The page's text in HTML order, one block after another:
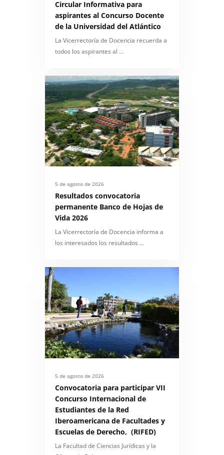
Circular Informativa para
aspirantes al Concurso Docente
de la Universidad del Atlántico
La Vicerrectoría de Docencia recuerda a
todos los aspirantes al …
5 de agosto de 2026
Resultados convocatoria
permanente Banco de Hojas de
Vida 2026
La Vicerrectoría de Docencia informa a
los interesados los resultados …
5 de agosto de 2026
Convocatoria para participar VII
Concurso Internacional de
Estudiantes de la Red
Iberoamericana de Facultades y
Escuelas de Derecho, (RIFED)
La Facultad de Ciencias Jurídicas y la